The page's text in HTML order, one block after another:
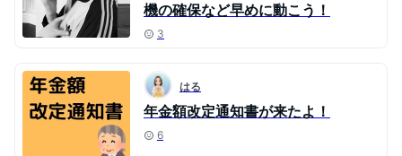
機の確保など早めに動こう！
3
はる
年金額改定通知書が来たよ！
6